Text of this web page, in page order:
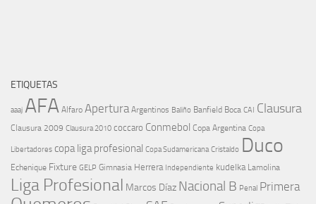
ETIQUETAS
aaaj AFA Alfaro Apertura Argentinos Baliño Banfield Boca CAI Clausura
Clausura 2009 Clausura 2010 coccaro Conmebol Copa Argentina Copa
Libertadores copa liga profesional Copa Sudamericana Cristaldo Duco
Echenique Fixture GELP Gimnasia Herrera Independiente kudelka Lamolina
Liga Profesional Marcos Díaz Nacional B Penal Primera